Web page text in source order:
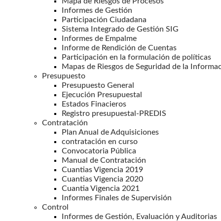
Informes de Gestión
Participación Ciudadana
Sistema Integrado de Gestión SIG
Informes de Empalme
Informe de Rendición de Cuentas
Participación en la formulación de políticas
Mapas de Riesgos de Seguridad de la
Presupuesto
Presupuesto General
Ejecución Presupuestal
Estados Finacieros
Registro presupuestal-PREDIS
Contratación
Plan Anual de Adquisiciones
contratación en curso
Convocatoria Pública
Manual de Contratación
Cuantias Vigencia 2019
Cuantias Vigencia 2020
Cuantia Vigencia 2021
Informes Finales de Supervisión
Control
Informes de Gestión, Evaluación y Auditorias